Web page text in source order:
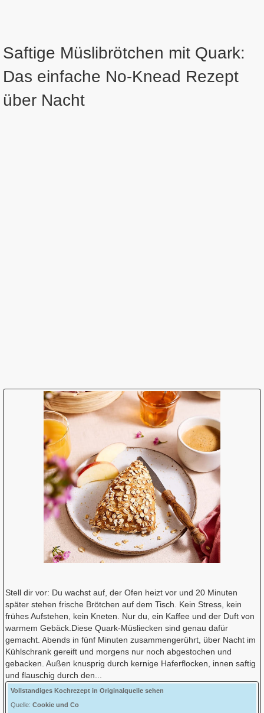
Saftige Müslibrötchen mit Quark:
Das einfache No-Knead Rezept
über Nacht
Stell dir vor: Du wachst auf, der Ofen heizt vor und 20 Minuten
später stehen frische Brötchen auf dem Tisch. Kein Stress, kein
frühes Aufstehen, kein Kneten. Nur du, ein Kaffee und der Duft von
warmem Gebäck.Diese Quark-Müsliecken sind genau dafür
gemacht. Abends in fünf Minuten zusammengerührt, über Nacht im
Kühlschrank gereift und morgens nur noch abgestochen und
gebacken. Außen knusprig durch kernige Haferflocken, innen saftig
und flauschig durch den...
Vollstandiges Kochrezept in Originalquelle sehen
Quelle: Cookie und Co